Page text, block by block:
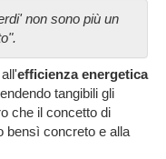
non sono più un
efficienza energetica
tangibili gli
che il concetto di
bensì concreto e alla